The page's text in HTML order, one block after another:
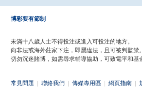
博彩要有節制
未滿十八歲人士不得投注或進入可投注的地方。
向非法或海外莊家下注，即屬違法，且可被判監禁。
切勿沉迷賭博，如需尋求輔導協助，可致電平和基
常見問題 聯絡我們 傳媒專用區 網頁指南